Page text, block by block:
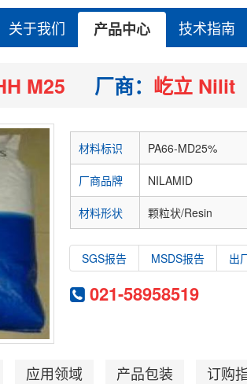
关于我们 产品中心 技术指南
M25 厂商： 屹立 Nilit
材料标识 PA66-MD25%
厂商品牌 NILAMID
材料形状 颗粒状/Resin
SGS报告 MSDS报告 出
021-58958519
应用领域 产品包装 订购